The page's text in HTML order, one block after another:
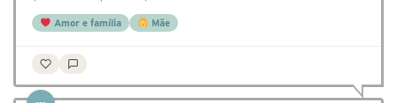
Amor e família Mãe